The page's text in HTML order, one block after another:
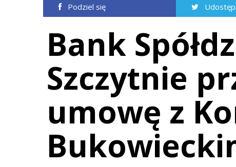
Podziel się
Bank
Szczytnie
umowę z